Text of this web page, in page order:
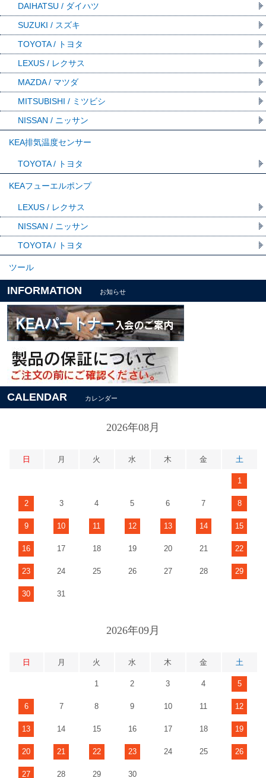
DAIHATSU / ダイハツ
SUZUKI / スズキ
TOYOTA / トヨタ
LEXUS / レクサス
MAZDA / マツダ
MITSUBISHI / ミツビシ
NISSAN / ニッサン
KEA排気温度センサー
TOYOTA / トヨタ
KEAフューエルポンプ
LEXUS / レクサス
NISSAN / ニッサン
TOYOTA / トヨタ
ツール
INFORMATION お知らせ
CALENDAR カレンダー
2026年08月
日 月 火 水 木 金 土
1
2 3 4 5 6 7 8
9 10 11 12 13 14 15
16 17 18 19 20 21 22
23 24 25 26 27 28 29
30 31
2026年09月
日 月 火 水 木 金 土
1 2 3 4 5
6 7 8 9 10 11 12
13 14 15 16 17 18 19
20 21 22 23 24 25 26
27 28 29 30